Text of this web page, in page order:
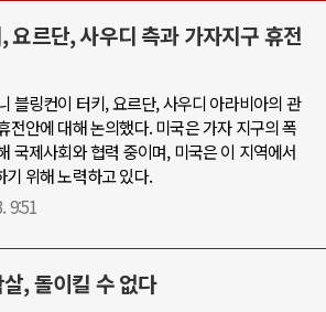
요르단, 사우디 측과 가자지구 휴전
블링컨이 터키, 요르단, 사우디 아라비아의 관
전안에 대해 논의했다. 미국은 가자 지구의 폭
국제사회와 협력 중이며, 미국은 이 지역에서
위해 노력하고 있다.
9:51
, 돌이킬 수 없다